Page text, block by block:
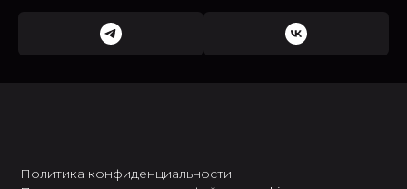
Политика конфиденциальности